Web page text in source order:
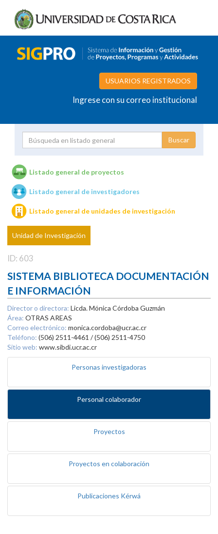
USUARIOS REGISTRADOS
Ingrese con su correo institucional
Unidades de investigación
Listado general de proyectos
Listado general de investigadores
Listado general de unidades de investigación
Unidad de Investigación
ID: 603
SISTEMA BIBLIOTECA DOCUMENTACIÓN
E INFORMACIÓN
Director o directora: Licda. Mónica Córdoba Guzmán
Área: OTRAS AREAS
Correo electrónico: monica.cordoba@ucr.ac.cr
Teléfono: (506) 2511-4461 / (506) 2511-4750
Sitio web: www.sibdi.ucr.ac.cr
Personas investigadoras
Personal colaborador
Proyectos
Proyectos en colaboración
Publicaciones Kérwá